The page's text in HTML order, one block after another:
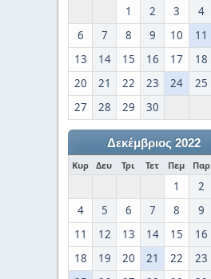
1 2 3 4
6
7 8 9 10 11
13
14 15 16 17 18
20
21 22 23 24 25
27
28 29 30
Δεκέμβριος 2022
Κυρ Δευ Τρι Τετ Πεμ Παρ
1 2
4
5 6 7 8 9
11
12 13 14 15 16
18
19 20 21 22 23